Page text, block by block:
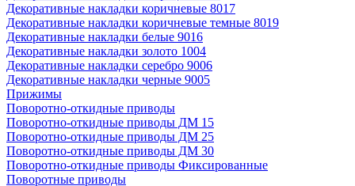
Декоративные накладки коричневые 8017
Декоративные накладки коричневые темные 8019
Декоративные накладки белые 9016
Декоративные накладки золото 1004
Декоративные накладки серебро 9006
Декоративные накладки черные 9005
Прижимы
Поворотно-откидные приводы
Поворотно-откидные приводы ДМ 15
Поворотно-откидные приводы ДМ 25
Поворотно-откидные приводы ДМ 30
Поворотно-откидные приводы Фиксированные
Поворотные приводы